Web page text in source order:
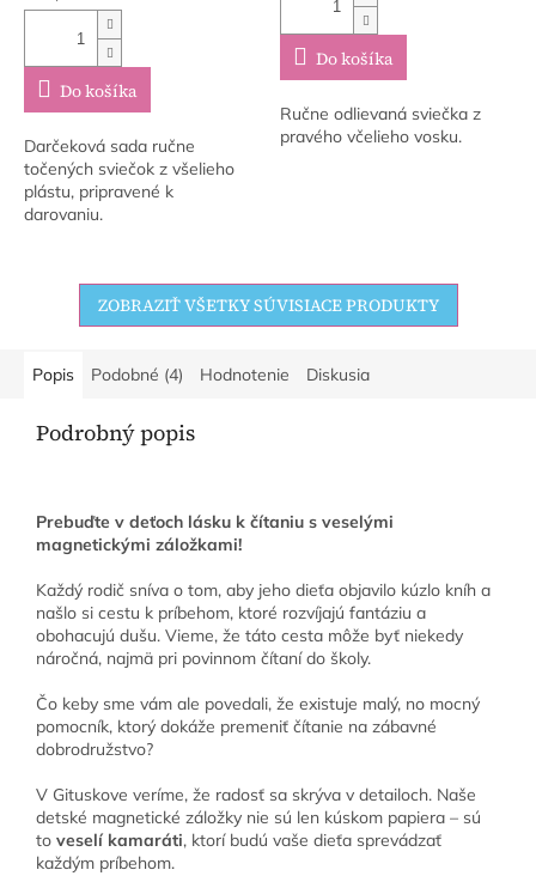
cena:
Do košíka
Darčeková sada ručne
točených sviečok z všelieho
plástu, pripravené k
darovaniu.
Do košíka
Ručne odlievaná sviečka z
pravého včelieho vosku.
ZOBRAZIŤ VŠETKY SÚVISIACE PRODUKTY
Popis Podobné (4) Hodnotenie Diskusia
Podrobný popis
Prebuďte v deťoch lásku k čítaniu s veselými
magnetickými záložkami!
Každý rodič sníva o tom, aby jeho dieťa objavilo kúzlo kníh a
našlo si cestu k príbehom, ktoré rozvíjajú fantáziu a
obohacujú dušu. Vieme, že táto cesta môže byť niekedy
náročná, najmä pri povinnom čítaní do školy.
Čo keby sme vám ale povedali, že existuje malý, no mocný
pomocník, ktorý dokáže premeniť čítanie na zábavné
dobrodružstvo?
V Gituskove veríme, že radosť sa skrýva v detailoch. Naše
detské magnetické záložky nie sú len kúskom papiera – sú
to veselí kamaráti, ktorí budú vaše dieťa sprevádzať
každým príbehom.